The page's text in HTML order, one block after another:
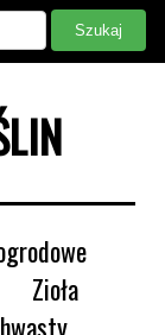
Zioła
Chwasty